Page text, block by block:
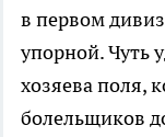
в первом
упорной. Чуть
хозяева поля,
болельщиков